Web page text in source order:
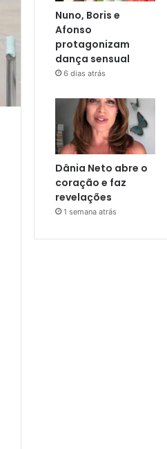
Nuno, Boris e
Afonso
protagonizam
dança sensual
6 dias atrás
Dânia Neto abre o
coração e faz
revelações
1 semana atrás